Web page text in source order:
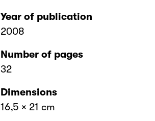
Year of publication
2008
Number of pages
32
Dimensions
16,5 × 21 cm